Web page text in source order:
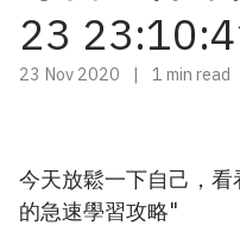
23
23 Nov 2020 | 1 min read
今天放鬆一下自己，
的急速學習攻略"